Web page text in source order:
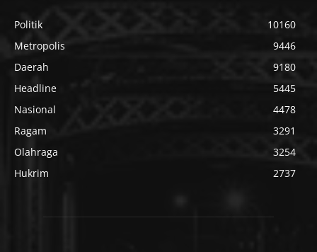
Politik
10160
Metropolis
9446
Daerah
9180
Headline
5445
Nasional
4478
Ragam
3291
Olahraga
3254
Hukrim
2737